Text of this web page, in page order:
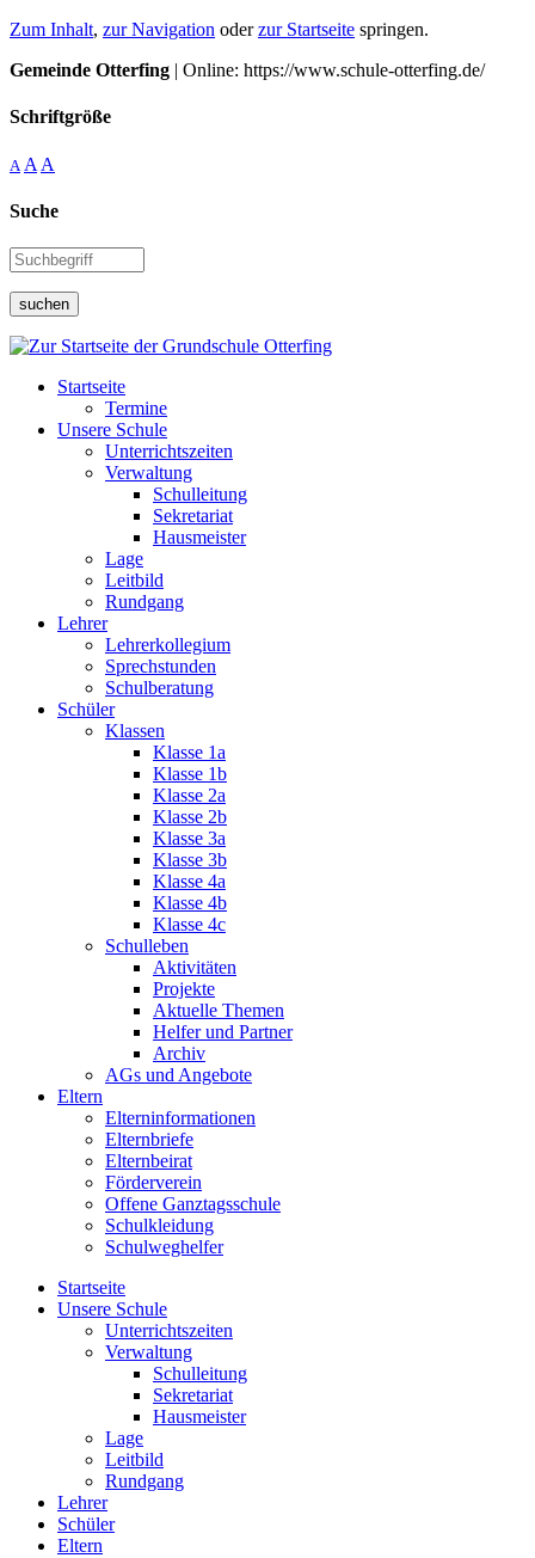
Zum Inhalt, zur Navigation oderzur Startseite springen.
Gemeinde Otterfing | Online: https://www.schule-otterfing.de/
Schriftgröße
A A A
Suche
suchen
Startseite
Termine
Unsere Schule
Unterrichtszeiten
Verwaltung
Schulleitung
Sekretariat
Hausmeister
Lage
Leitbild
Rundgang
Lehrer
Lehrerkollegium
Sprechstunden
Schulberatung
Schüler
Klassen
Klasse 1a
Klasse 1b
Klasse 2a
Klasse 2b
Klasse 3a
Klasse 3b
Klasse 4a
Klasse 4b
Klasse 4c
Schulleben
Aktivitäten
Projekte
Aktuelle Themen
Helfer und Partner
Archiv
AGs und Angebote
Eltern
Elterninformationen
Elternbriefe
Elternbeirat
Förderverein
Offene Ganztagsschule
Schulkleidung
Schulweghelfer
Startseite
Unsere Schule
Unterrichtszeiten
Verwaltung
Schulleitung
Sekretariat
Hausmeister
Lage
Leitbild
Rundgang
Lehrer
Schüler
Eltern